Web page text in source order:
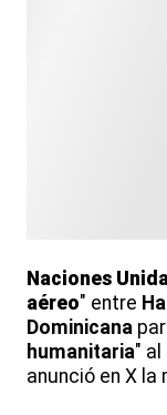
Naciones
aéreo" entre
Dominicana
humanitaria"
anunció en X la